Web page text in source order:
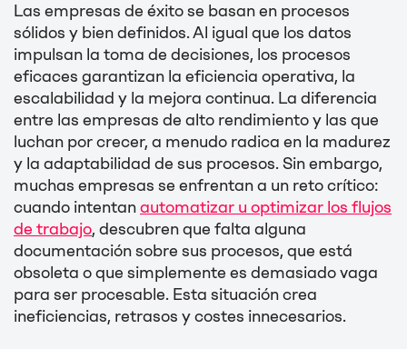
Las empresas de éxito se basan en procesos
sólidos y bien definidos. Al igual que los datos
impulsan la toma de decisiones, los procesos
eficaces garantizan la eficiencia operativa, la
escalabilidad y la mejora continua. La diferencia
entre las empresas de alto rendimiento y las que
luchan por crecer, a menudo radica en la madurez
y la adaptabilidad de sus procesos. Sin embargo,
muchas empresas se enfrentan a un reto crítico:
cuando intentanautomatizar u optimizar los flujos
de trabajo, descubren que falta alguna
documentación sobre sus procesos, que está
obsoleta o que simplemente es demasiado vaga
para ser procesable. Esta situación crea
ineficiencias, retrasos y costes innecesarios.